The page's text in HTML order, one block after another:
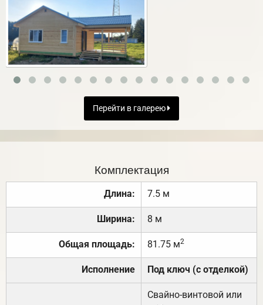
Перейти в галерею
Комплектация
Длина: 7.5 м
Ширина: 8 м
Общая площадь: 81.75 м2
Исполнение Под ключ (с отделкой)
Свайно-винтовой или